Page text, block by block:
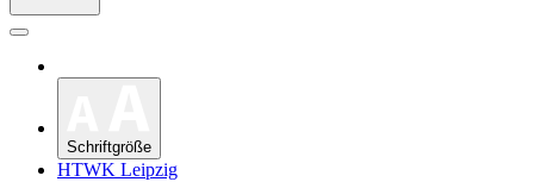
Schriftgröße
HTWK Leipzig